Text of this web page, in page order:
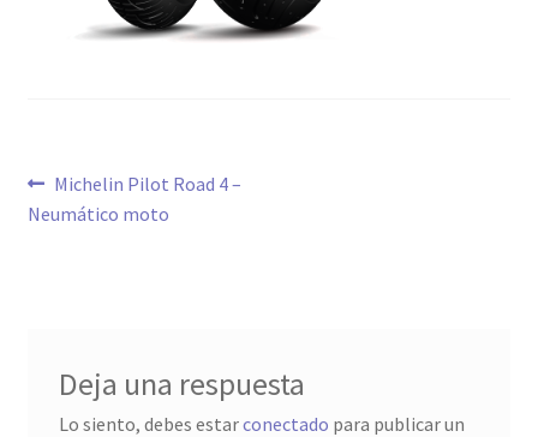
Navegación
de
Anterior:
Michelin Pilot Road 4 –
Neumático moto
Deja una respuesta
Lo siento, debes estarconectado para publicar un